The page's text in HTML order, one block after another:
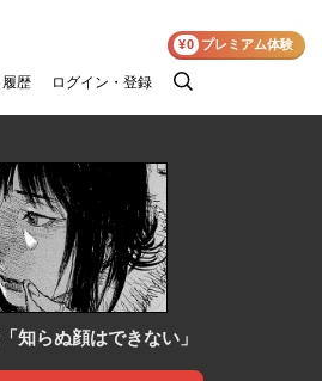
履歴 ログイン・登録
検
¥0 プレミアム体験
知らぬ顔はできない」